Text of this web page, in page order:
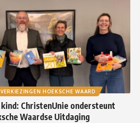
VERKIEZINGEN HOEKSCHE WAARD
ChristenUnie ondersteunt
Waardse Uitdaging